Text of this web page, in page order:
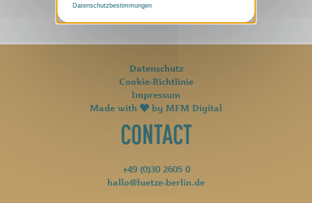
CONTACT
+49 (0)30 2605 0
hallo@luetze-berlin.de
Datenschutz
Cookie-Richtlinie
Impressum
Made with
by MFM Digital
Datenschutzbestimmungen